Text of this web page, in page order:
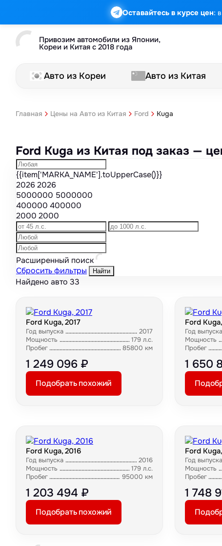
Оставайтесь в курсе цен:
Привозим автомобили из Японии,
Кореи и Китая с 2018 года
Авто из Кореи Авто из Китая
Главная Цены на Авто из Китая Ford Kuga
Ford Kuga из Китая под заказ —
{{item['MARKA_NAME'].toUpperCase()}}
2026 2026
5000000 5000000
400000 400000
2000 2000
Расширенный поиск
Сбросить фильтры
Найти
Найдено авто 33
Ford Kuga, 2017
Год выпуска
2017
Мощность
179 л.с.
Пробег
85800 км
1 249 096 ₽
Подобрать похожий
Ford
Год выпуска
Мощность
Пробег
1 650
Ford Kuga, 2016
Год выпуска
2016
Мощность
179 л.с.
Пробег
95000 км
1 203 494 ₽
Подобрать похожий
Ford
Год выпуска
Мощность
Пробег
1 748